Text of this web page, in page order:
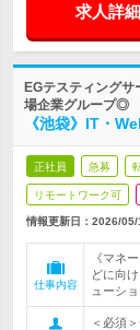
求人詳
EGテスティング
場企業グループ◎
《池袋》IT・
正社員 急募
リモートワーク可
情報更新日：2026/05/
仕事内容
《マネ
どに向
ューシ
＜必須